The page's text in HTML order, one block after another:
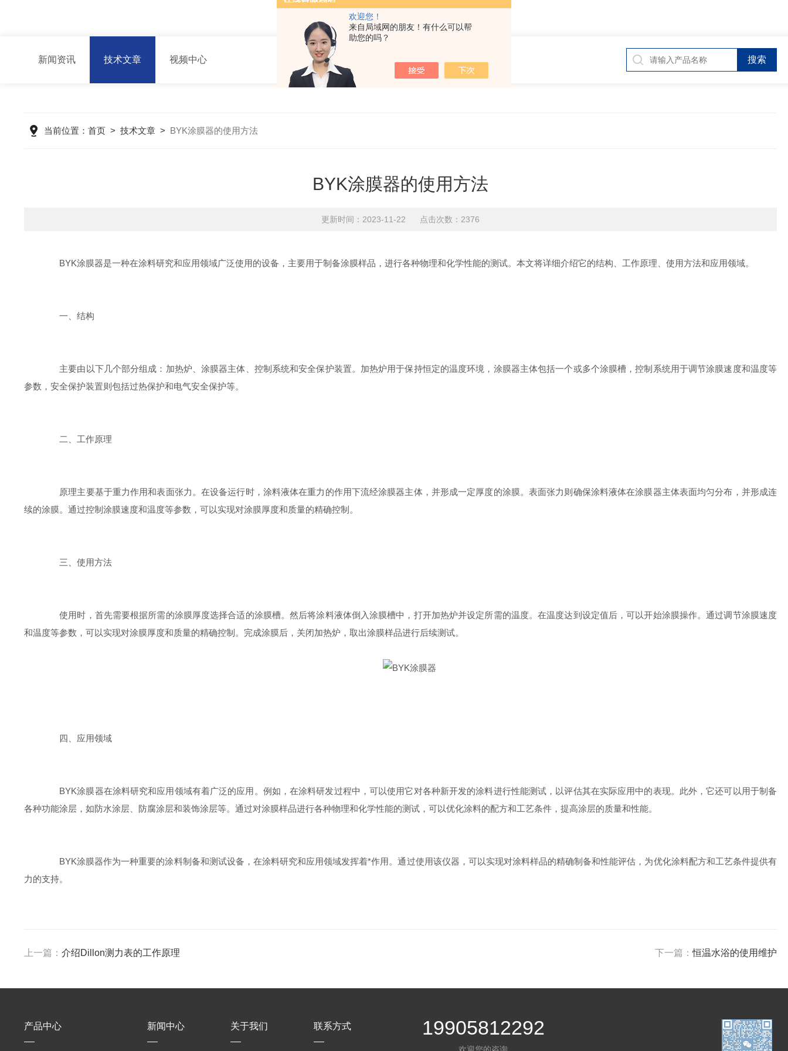
欢迎您！
来自局域网的朋友！有什么可以帮
助您的吗？
新闻资讯 技术文章 视频中心
当前位置： 首页> 技术文章> BYK涂膜器的使用方法
BYK涂膜器的使用方法
更新时间：2023-11-22 点击次数：2376
BYK涂膜器是一种在涂料研究和应用领域广泛使用的设备，主要用于制备涂膜样品，进行各种物理和化学性能的测试。本文将详细介绍它的结构、工作原理、使用方法和应用领域。
一、结构
主要由以下几个部分组成：加热炉、涂膜器主体、控制系统和安全保护装置。加热炉用于保持恒定的温度环境，涂膜器主体包括一个或多个涂膜槽，控制系统用于调节涂膜速度和温度等
参数，安全保护装置则包括过热保护和电气安全保护等。
二、工作原理
原理主要基于重力作用和表面张力。在设备运行时，涂料液体在重力的作用下流经涂膜器主体，并形成一定厚度的涂膜。表面张力则确保涂料液体在涂膜器主体表面均匀分布，并形成连
续的涂膜。通过控制涂膜速度和温度等参数，可以实现对涂膜厚度和质量的精确控制。
三、使用方法
使用时，首先需要根据所需的涂膜厚度选择合适的涂膜槽。然后将涂料液体倒入涂膜槽中，打开加热炉并设定所需的温度。在温度达到设定值后，可以开始涂膜操作。通过调节涂膜速度
和温度等参数，可以实现对涂膜厚度和质量的精确控制。完成涂膜后，关闭加热炉，取出涂膜样品进行后续测试。
四、应用领域
BYK涂膜器在涂料研究和应用领域有着广泛的应用。例如，在涂料研发过程中，可以使用它对各种新开发的涂料进行性能测试，以评估其在实际应用中的表现。此外，它还可以用于制备
各种功能涂层，如防水涂层、防腐涂层和装饰涂层等。通过对涂膜样品进行各种物理和化学性能的测试，可以优化涂料的配方和工艺条件，提高涂层的质量和性能。
BYK涂膜器作为一种重要的涂料制备和测试设备，在涂料研究和应用领域发挥着*作用。通过使用该仪器，可以实现对涂料样品的精确制备和性能评估，为优化涂料配方和工艺条件提供有
力的支持。
上一篇： 介绍Dillon测力表的工作原理 下一篇：恒温水浴的使用维护
产品中心 新闻中心 关于我们 联系方式 19905812292